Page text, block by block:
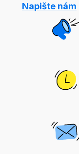
Napište nám